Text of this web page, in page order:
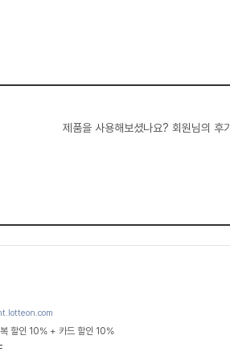
제품을 사용해보셨나요? 회원님의 후
할인 10% + 카드 할인 10%